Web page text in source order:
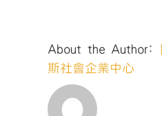
About the Author:
斯社會企業中心